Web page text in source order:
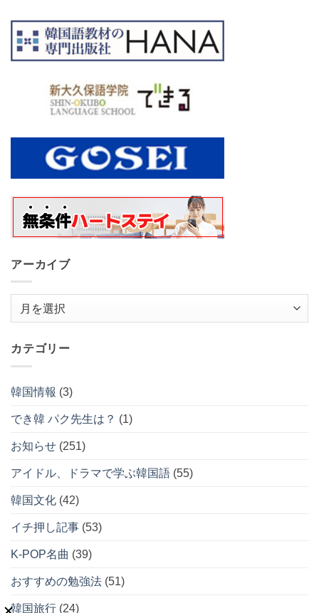
アーカイブ
ー
ブ
カテゴリー
韓国情報 (3)
お知らせ (251)
アイドル、ドラマで学ぶ韓国語
韓国文化 (42)
イチ押し記事 (53)
K-POP名曲 (39)
おすすめの勉強法
韓国旅行(24)
発音クリニック(41)